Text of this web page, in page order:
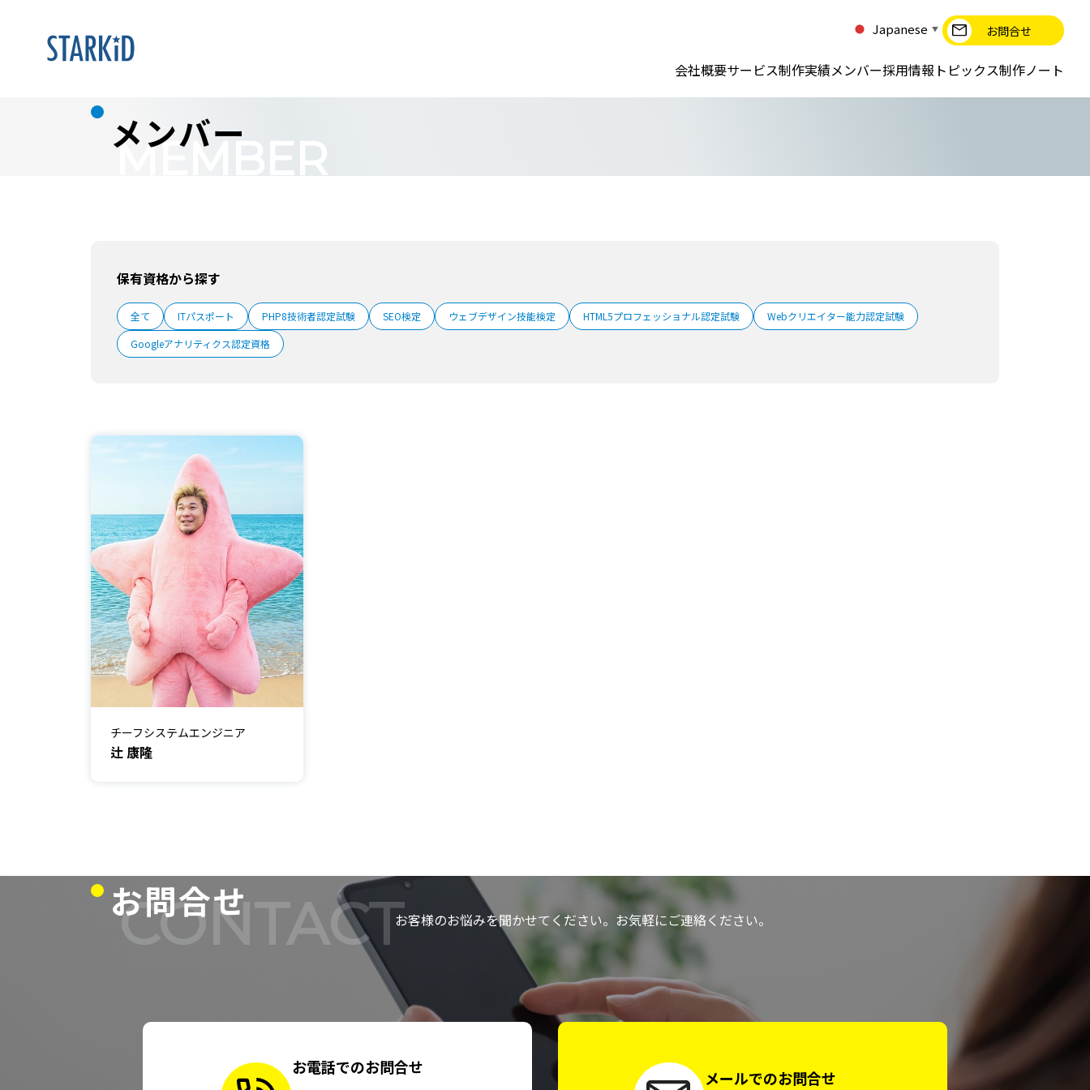
Japanese ▼ お問合せ
会社概要サービス制作実績メンバー採用情報 トピックス制作ノート
メンバー
MEMBER
保有資格から探す
全て ITパスポート PHP8技術者認定試験 SEO検定 ウェブデザイン技能検定 HTML5プロフェッショナル認定試験
Webクリエイター能力認定試験
Googleアナリティクス認定資格
チーフシステムエンジニア
辻 康隆
お問合せ
CONTACTお客様のお悩みを聞かせてください。お気軽にご連絡ください。
お電話でのお問合せ
メールでのお問合せ